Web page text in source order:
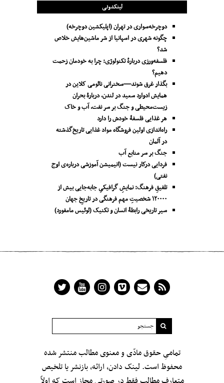
لینکدونی
دوچرخه‌سواری در تهران (اپلیکشین دوچرخه)
چگونه شهری در اسپانیا از شر ماشین‌هایش خلاص
شد؟
فلسفه‌ورزی دربارهٔ تکنولوژی: چرا به خودمان زحمت
دهیم؟
بگذار غرق شوند—سخنرانی نائومی کلاین در
همایش ادوارد سعید در لندن، دربارۀ بحران
زیست‌محیطی و جنگ بر سر نفت، آب و خاک
هر غذایی فلسفۀ خودش را دارد
راه‌اندازی اولین فروشگاه مواد غذایی تاریخ‌گذشته
در آلمان
جنگ بر سر منابع آب
فردایی درکار نیست (انیمیشن آموزشی درباره‌ی اوج
نفتی)
تلفیقِ فرهنگ: نمایشِ گرافیکیِ جا‌به‌جایی بیش از
۱۲۰۰۰۰ شخصیتِ مهم فرهنگی در تاریخِ جهان
سیر تاریخی رابطۀ انسان و تکنیک (لوئیس مامفورد)
تمامیِ حقوق مادّی و معنوی مطالب منتشر شده
محفوظ است. لینک دادن، ارائه، بازنشر یا تلخیص